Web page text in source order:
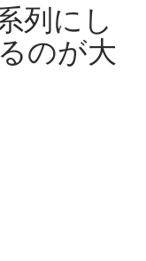
列にし
のが大